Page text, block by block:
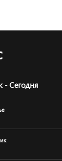
- Сегодня